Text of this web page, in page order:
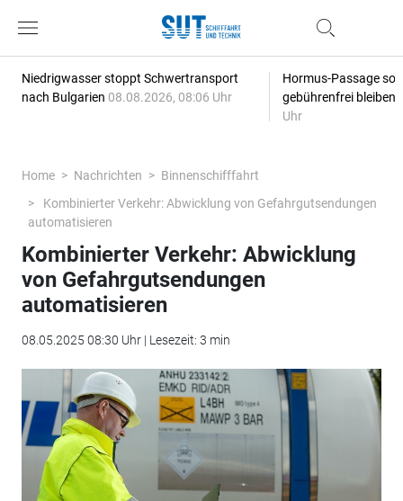
Niedrigwasser stoppt Schwertransport
nach Bulgarien 08.08.2026, 08:06 Uhr
Hormus-Passage
gebührenfrei bleiben
Uhr
Home Nachrichten
Binnenschifffahrt
Kombinierter Verkehr: Abwicklung von Gefahrgutsendungen
automatisieren
Kombinierter Verkehr: Abwicklung
von Gefahrgutsendungen
automatisieren
08.05.2025 08:30 Uhr | Lesezeit: 3 min